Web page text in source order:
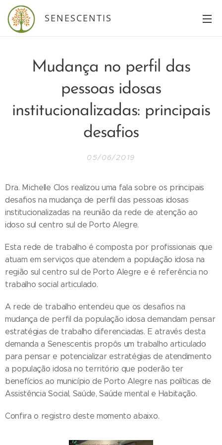
SENESCENTIS
Mudança no perfil das
pessoas idosas
institucionalizadas: principais
desafios
05/06/2019
Dra. Michelle Clos realizou uma fala sobre os principais
desafios na mudança de perfil das pessoas idosas
institucionalizadas na reunião da rede de atenção ao
idoso sul centro sul de Porto Alegre.
Esta rede de trabalho é composta por profissionais que
atuam em serviços que atendem a população idosa na
região sul centro sul de Porto Alegre e é referência no
trabalho social articulado.
A rede de trabalho entendeu que os desafios na
mudança de perfil da população idosa demandam pensar
estratégias de trabalho diferenciadas. E através desta
demanda a Senescentis propôs um trabalho articulado
para pensar e potencializar estratégias de atendimento
a população idosa no território que poderão ter
benefícios ao município de Porto Alegre nas políticas de
Assistência Social, Saúde, Saúde mental e Habitação.
Confira o registro deste momento abaixo.